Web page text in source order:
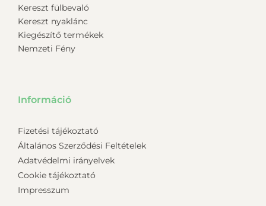
Kereszt fülbevaló
Kereszt nyaklánc
Kiegészítő termékek
Nemzeti Fény
Információ
Fizetési tájékoztató
Általános Szerződési Feltételek
Adatvédelmi irányelvek
Cookie tájékoztató
Impresszum